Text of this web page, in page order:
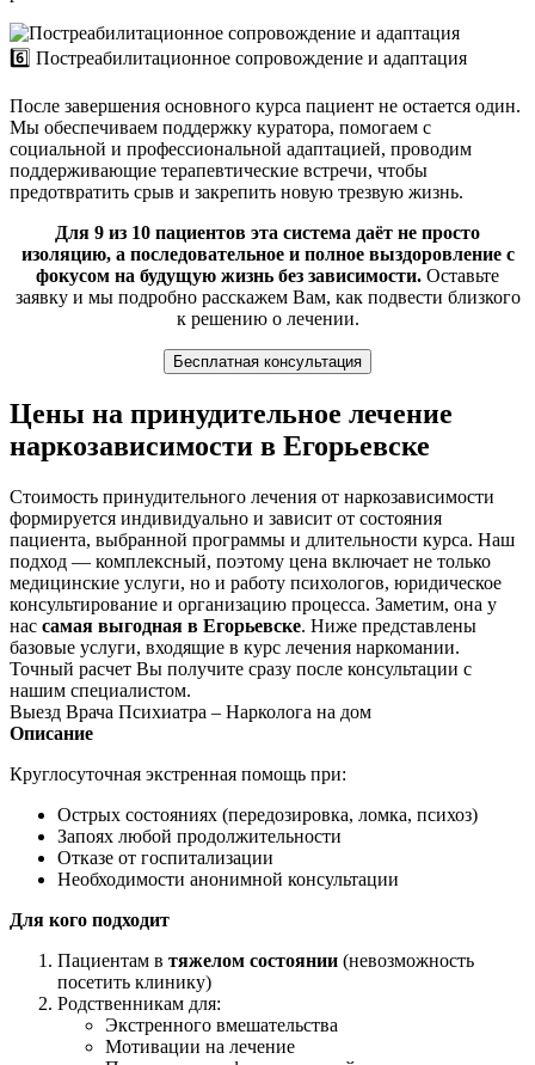
6️⃣ Постреабилитационное сопровождение и адаптация
После завершения основного курса пациент не остается один.
Мы обеспечиваем поддержку куратора, помогаем с
социальной и профессиональной адаптацией, проводим
поддерживающие терапевтические встречи, чтобы
предотвратить срыв и закрепить новую трезвую жизнь.
Для 9 из 10 пациентов эта система даёт не просто
изоляцию, а последовательное и полное выздоровление с
фокусом на будущую жизнь без зависимости. Оставьте
заявку и мы подробно расскажем Вам, как подвести близкого
к решению о лечении.
Бесплатная консультация
Цены на принудительное лечение
наркозависимости в Егорьевске
Стоимость принудительного лечения от наркозависимости
формируется индивидуально и зависит от состояния
пациента, выбранной программы и длительности курса. Наш
подход — комплексный, поэтому цена включает не только
медицинские услуги, но и работу психологов, юридическое
консультирование и организацию процесса. Заметим, она у
нас самая выгодная в Егорьевске. Ниже представлены
базовые услуги, входящие в курс лечения наркомании.
Точный расчет Вы получите сразу после консультации с
нашим специалистом.
Выезд Врача Психиатра – Нарколога на дом
Описание
Круглосуточная экстренная помощь при:
Острых состояниях (передозировка, ломка, психоз)
Запоях любой продолжительности
Отказе от госпитализации
Необходимости анонимной консультации
Для кого подходит
Пациентам в тяжелом состоянии (невозможность
посетить клинику)
Родственникам для:
Экстренного вмешательства
Мотивации на лечение